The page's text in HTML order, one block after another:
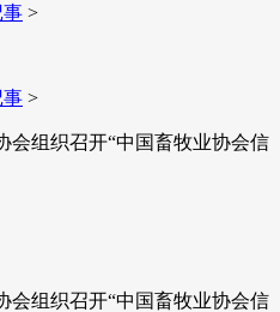
事 >
事 >
会组织召开“中国畜牧业协会信
会组织召开“中国畜牧业协会信